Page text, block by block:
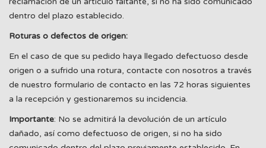
dentro del plazo establecido.
Roturas o defectos de origen:
En el caso de que su pedido haya llegado defectuoso desde
origen o a sufrido una rotura, contacte con nosotros a través
de nuestro formulario de contacto en las 72 horas siguientes
a la recepción y gestionaremos su incidencia.
Importante: No se admitirá la devolución de un artículo
dañado, así como defectuoso de origen, si no ha sido